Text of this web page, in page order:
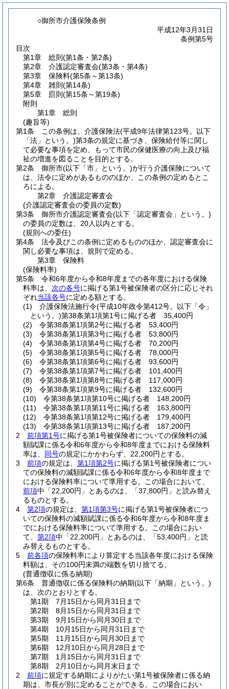
○御所市介護保険条例
平成12年3月31日
条例第5号
目次
第1章
総則 (第1条・第2条)
第2章
介護認定審査会(第3条・第4条)
第3章
保険料(第5条～第13条)
第4章
雑則 (第14条)
第5章
罰則 (第15条～第19条)
附則
第1章
総則
(趣旨等)
第1条
この条例は、介護保険法(平成9年法律第123号。以下
「法」という。)第3条の規定に基づき、保険給付等に関し
て必要な事項を定め、もって市民の保健医療の向上及び福
祉の増進を図ることを目的とする。
第2条
御所市(以下「市」という。)が行う介護保険について
は、法令に定めがあるもののほか、この条例の定めるとこ
ろによる。
第2章
介護認定審査会
(介護認定審査会の委員の定数)
第3条
御所市介護認定審査会(以下「認定審査会」という。)
の委員の定数は、20人以内とする。
(規則への委任)
第4条
法令及びこの条例に定めるもののほか、認定審査会に
関し必要な事項は、規則で定める。
第3章
保険料
(保険料率)
第5条
令和6年度から令和8年度までの各年度における保険
料率は、 次の各号に掲げる第1号被保険者の区分に応じそれ
ぞれ当該各号に定める額とする。
(1)
介護保険法施行令(平成10年政令第412号。以下「令」
という。)第38条第1項第1号に掲げる者 35,400円
(2)
令第38条第1項第2号に掲げる者 53,400円
(3)
令第38条第1項第3号に掲げる者 53,800円
(4)
令第38条第1項第4号に掲げる者 70,200円
(5)
令第38条第1項第5号に掲げる者 78,000円
(6)
令第38条第1項第6号に掲げる者 93,600円
(7)
令第38条第1項第7号に掲げる者 101,400円
(8)
令第38条第1項第8号に掲げる者 117,000円
(9)
令第38条第1項第9号に掲げる者 132,600円
(10)
令第38条第1項第10号に掲げる者 148,200円
(11)
令第38条第1項第11号に掲げる者 163,800円
(12)
令第38条第1項第12号に掲げる者 179,400円
(13)
令第38条第1項第13号に掲げる者 187,200円
2
前項第1号に掲げる第1号被保険者についての保険料の減
額賦課に係る令和6年度から令和8年度までにおける保険料
率は、 同号の規定にかかわらず、22,200円とする。
3
前項の規定は、 第1項第2号に掲げる第1号被保険者につい
ての保険料の減額賦課に係る令和6年度から令和8年度まで
における保険料率について準用する。
この場合において、
前項中「22,200円」とあるのは、「37,800円」と読み替え
るものとする。
4
第2項の規定は、 第1項第3号に掲げる第1号被保険者につ
いての保険料の減額賦課に係る令和6年度から令和8年度ま
でにおける保険料率について準用する。
この場合におい
て、 第2項中「22,200円」とあるのは、「53,400円」と読
み替えるものとする。
5
前各項の保険料率により算定する当該各年度における保険
料額は、その100円未満の端数を切り捨てる。
(普通徴収に係る納期)
第6条
普通徴収に係る保険料の納期(以下「納期」という。)
は、次のとおりとする。
第1期 7月15日から同月31日まで
第2期 8月15日から同月31日まで
第3期 9月15日から同月30日まで
第4期 10月15日から同月31日まで
第5期 11月15日から同月30日まで
第6期 12月10日から同月28日まで
第7期 1月15日から同月31日まで
第8期 2月10日から同月末日まで
2
前項に規定する納期によりがたい第1号被保険者に係る納
期は、市長が別に定めることができる。
この場合におい